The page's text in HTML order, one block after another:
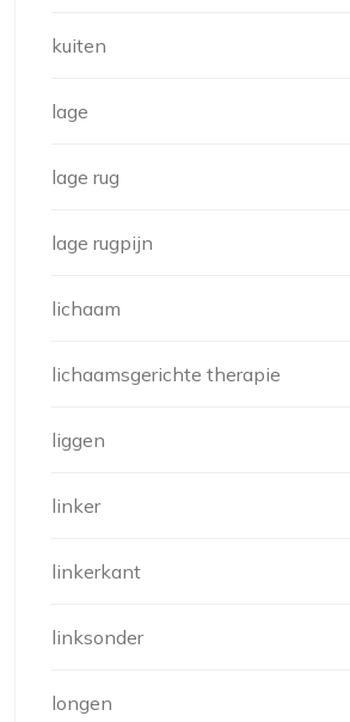
kuiten
lage
lage rug
lage rugpijn
lichaam
lichaamsgerichte therapie
liggen
linker
linkerkant
linksonder
longen